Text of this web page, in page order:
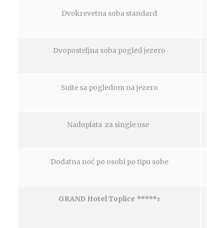
Dvokrevetna soba standard
Dvoposteljna soba pogled jezero
Suite sa pogledom na jezero
Nadoplata za single use
Dodatna noć po osobi po tipu sobe
GRAND Hotel Toplice *****r